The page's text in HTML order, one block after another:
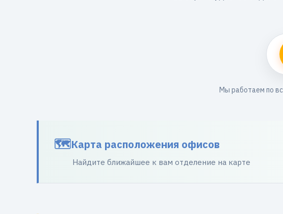
Мы работаем по
Карта расположения офисов
Найдите ближайшее к вам отделение на карте